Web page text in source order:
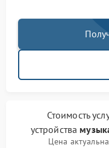
Стоимость
устройства
Цена